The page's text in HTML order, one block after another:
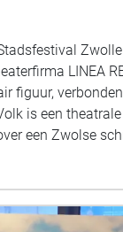
LINEA
figuur,
een Zwolse
mag weten. In
Zwolse
ontsnappen